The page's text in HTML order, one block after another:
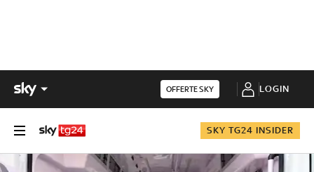
OFFERTE SKY LOGIN
SKY TG24 INSIDER